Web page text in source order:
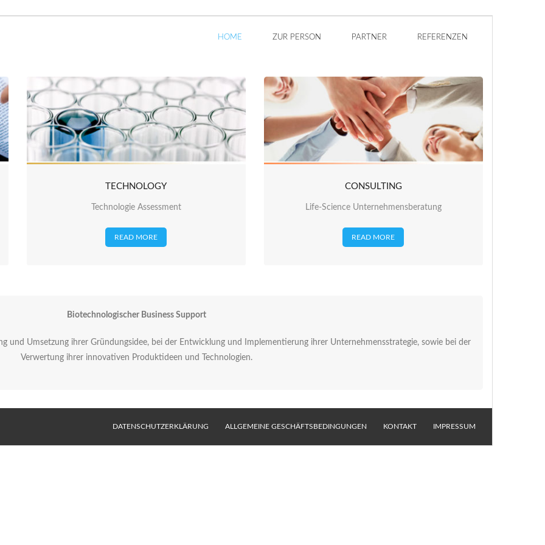
HOME ZUR PERSON PARTNER REFERENZEN
TECHNOLOGY
Technologie Assessment
READ MORE
CONSULTING
Life-Science Unternehmensberatung
READ MORE
Biotechnologischer Business Support
und Umsetzung ihrer Gründungsidee, bei der Entwicklung und Implementierung ihrer Unternehmensstrategie, sowie bei der
Verwertung ihrer innovativen Produktideen und Technologien.
DATENSCHUTZERKLÄRUNG ALLGEMEINE GESCHÄFTSBEDINGUNGEN KONTAKT IMPRESSUM